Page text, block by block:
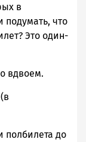
в
подумать, что
Это один-
вдвоем.
полбилета до